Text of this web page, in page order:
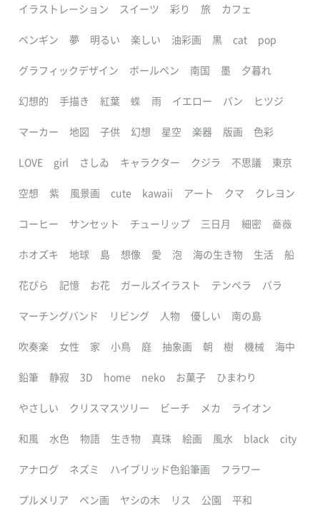
イラストレーション スイーツ 彩り 旅 カフェ
ペンギン 夢 明るい 楽しい 油彩画 黒 cat pop
グラフィックデザイン ボールペン 南国 墨 夕暮れ
幻想的 手描き 紅葉 蝶 雨 イエロー パン ヒツジ
マーカー 地図 子供 幻想 星空 楽器 版画 色彩
LOVE girl さしゐ キャラクター クジラ 不思議 東京
空想 紫 風景画 cute kawaii アート クマ クレヨン
コーヒー サンセット チューリップ 三日月 細密 薔薇
ホオズキ 地球 島 想像 愛 泡 海の生き物 生活 船
花びら 記憶 お花 ガールズイラスト テンペラ バラ
マーチングバンド リビング 人物 優しい 南の島
吹奏楽 女性 家 小鳥 庭 抽象画 朝 樹 機械 海中
鉛筆 静寂 3D home neko お菓子 ひまわり
やさしい クリスマスツリー ビーチ メカ ライオン
和風 水色 物語 生き物 真珠 絵画 風水 black city
アナログ ネズミ ハイブリッド色鉛筆画 フラワー
プルメリア ペン画 ヤシの木 リス 公園 平和